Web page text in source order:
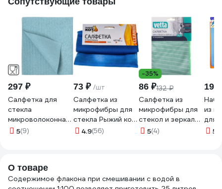
297 ₽
Салфетка для
стекла
микроволоконная
ПУ HQ profiline
5(9)
73 ₽ /шт
Салфетка из
микрофибры для
стекла Рыжий кот
CM-05 40х40 см
4.9(56)
-35%
86 ₽132 ₽
Салфетка из
микрофибры для
стекол и зеркал
VETTA с
5(4)
191
из
для
5
О товаре
Содержимое флакона при смешивании с водой в